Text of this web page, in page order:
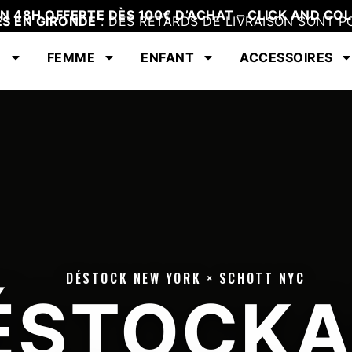
48H OFFERTE DÈS 100€ D’ACHAT – CLICK AND
EN GIRONDE: DES RETARDS DE LIVRAISON SONT
FEMME ENFANT ACCESSOIRES
DÉSTOCK NEW YORK × SCHOTT NYC